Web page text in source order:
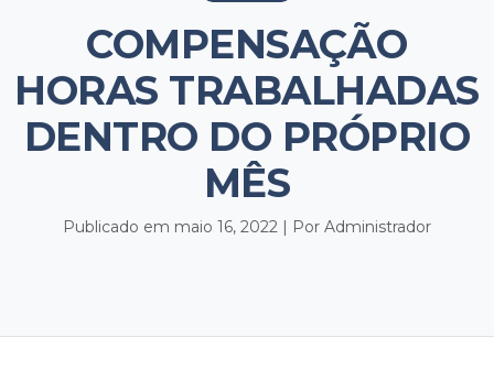
COMPENSAÇÃO
HORAS TRABALHADAS
DENTRO DO PRÓPRIO
MÊS
Publicado em maio 16, 2022 | Por Administrador